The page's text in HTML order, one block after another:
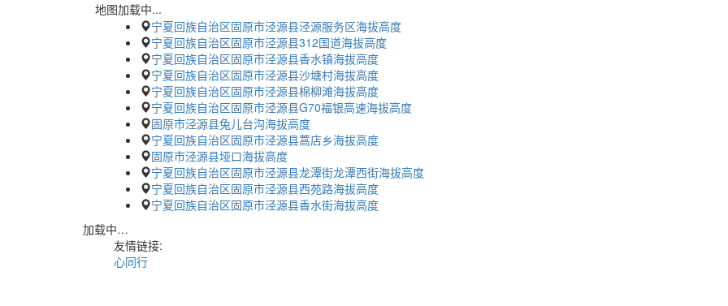
地图加载中...
宁夏回族自治区固原市泾源县泾源服务区海拔高度
宁夏回族自治区固原市泾源县312国道海拔高度
宁夏回族自治区固原市泾源县香水镇海拔高度
宁夏回族自治区固原市泾源县沙塘村海拔高度
宁夏回族自治区固原市泾源县棉柳滩海拔高度
宁夏回族自治区固原市泾源县G70福银高速海拔高度
固原市泾源县兔儿台沟海拔高度
宁夏回族自治区固原市泾源县蒿店乡海拔高度
固原市泾源县垭口海拔高度
宁夏回族自治区固原市泾源县龙潭街龙潭西街海拔高度
宁夏回族自治区固原市泾源县西苑路海拔高度
宁夏回族自治区固原市泾源县香水街海拔高度
加载中…
友情链接:
心同行